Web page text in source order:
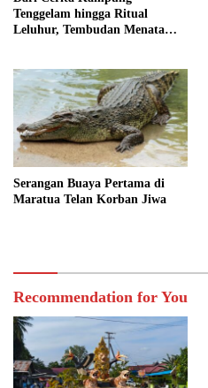
Tenggelam hingga Ritual
Leluhur, Tembudan Menata
Serangan Buaya Pertama di
Maratua Telan Korban Jiwa
Recommendation for You